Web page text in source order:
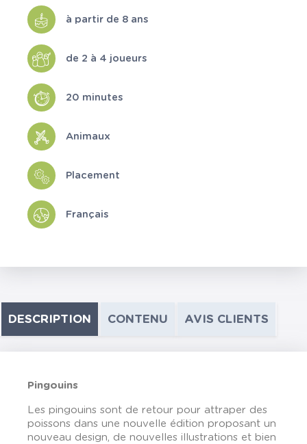
à partir de 8 ans
de 2 à 4 joueurs
20 minutes
Animaux
Placement
Français
DESCRIPTION CONTENU AVIS CLIENTS
Pingouins
Les pingouins sont de retour pour attraper des
poissons dans une nouvelle édition proposant un
nouveau design, de nouvelles illustrations et bien